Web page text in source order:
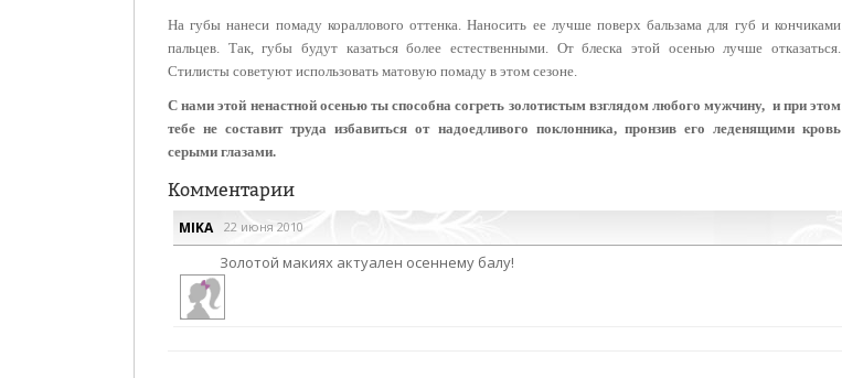
На губы нанеси помаду кораллового оттенка. Наносить ее лучше поверх бальзама для губ и кончиками
пальцев. Так, губы будут казаться более естественными. От блеска этой осенью лучше отказаться.
Стилисты советуют использовать матовую помаду в этом сезоне.
С нами этой ненастной осенью ты способна согреть золотистым взглядом любого мужчину, и при этом
тебе не составит труда избавиться от надоедливого поклонника, пронзив его леденящими кровь
серыми глазами.
Комментарии
MIKA 22 июня 2010
Золотой макиях актуален осеннему балу!